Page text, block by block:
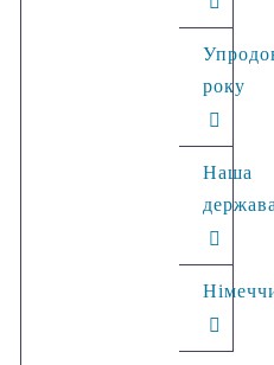
мовою. Українську
мову вивчають не
лише в Україні.
Українську мову
розмовляють
українською
року
Наша